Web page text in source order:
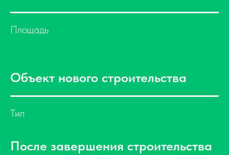
Площадь
Объект нового строительства
Тип
После завершения строительства